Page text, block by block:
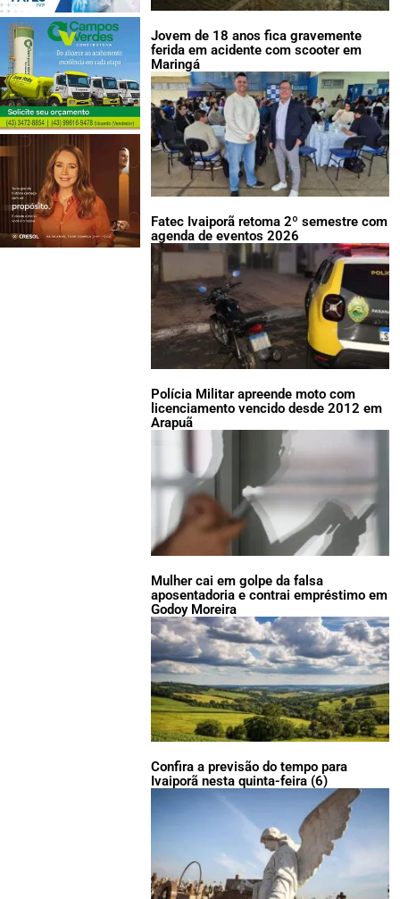
Jovem de 18 anos fica gravemente
ferida em acidente com scooter em
Maringá
Fatec Ivaiporã retoma 2º semestre com
agenda de eventos 2026
Polícia Militar apreende moto com
licenciamento vencido desde 2012 em
Arapuã
Mulher cai em golpe da falsa
aposentadoria e contrai empréstimo em
Godoy Moreira
Confira a previsão do tempo para
Ivaiporã nesta quinta-feira (6)